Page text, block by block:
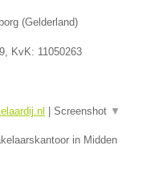
(Gelderland)
, KvK: 11050263
Screenshot ▼
in Midden